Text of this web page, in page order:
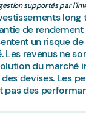
supportés par
long
de
un risque de
revenus ne
du marché
devises. Les
pas des